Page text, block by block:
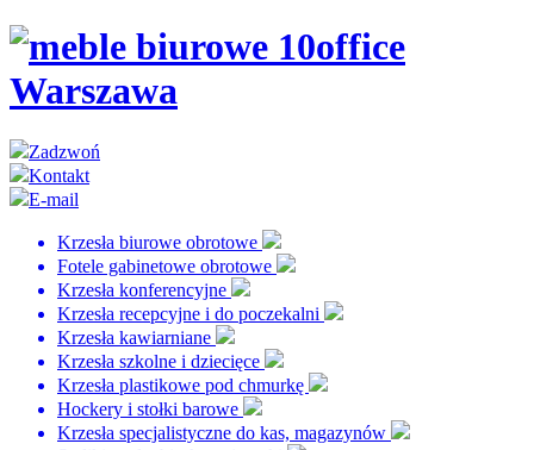
Zadzwoń
Kontakt
E-mail
Krzesła biurowe obrotowe
Fotele gabinetowe obrotowe
Krzesła konferencyjne
Krzesła recepcyjne i do poczekalni
Krzesła kawiarniane
Krzesła szkolne i dziecięce
Krzesła plastikowe pod chmurkę
Hockery i stołki barowe
Krzesła specjalistyczne do kas, magazynów